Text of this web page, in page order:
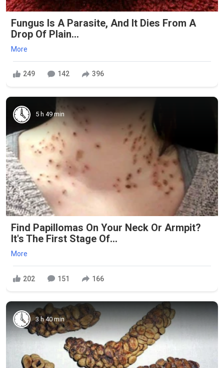
Fungus Is A Parasite, And It Dies From A
Drop Of Plain...
More
249 142 396
5 h 49 min
Find Papillomas On Your Neck Or Armpit?
It's The First Stage Of...
More
202 151 166
3 h 40 min